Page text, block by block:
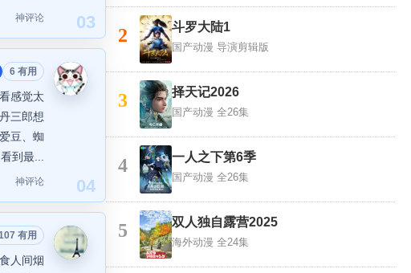
03
神评论
04
6 有用
感觉太
三郎想
豆、蜘
到最...
神评论
有用
人间烟
2 斗罗大陆1
国产动漫 导演剪辑版
3 择天记2026
国产动漫 全26集
4 一人之下第6季
国产动漫 全26集
5 双人独自露营2025
海外动漫 全24集